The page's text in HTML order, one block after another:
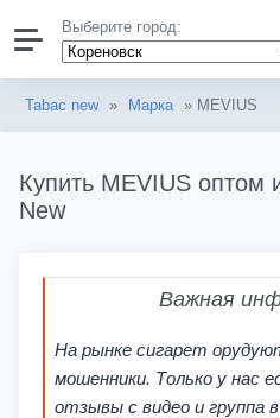
Выберите город:
Tabac new » Марка » MEVIUS
Купить MEVIUS оптом
New
Важная
На рынке сигарет
мошенники. Только у нас
отзывы с видео и группа